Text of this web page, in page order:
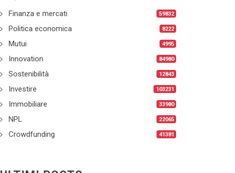
Finanza e mercati 59832
Politica economica 8222
Mutui 4995
Innovation 84980
Sostenibilità 12843
Investire 103231
Immobiliare 33980
NPL 22065
Crowdfunding 41381